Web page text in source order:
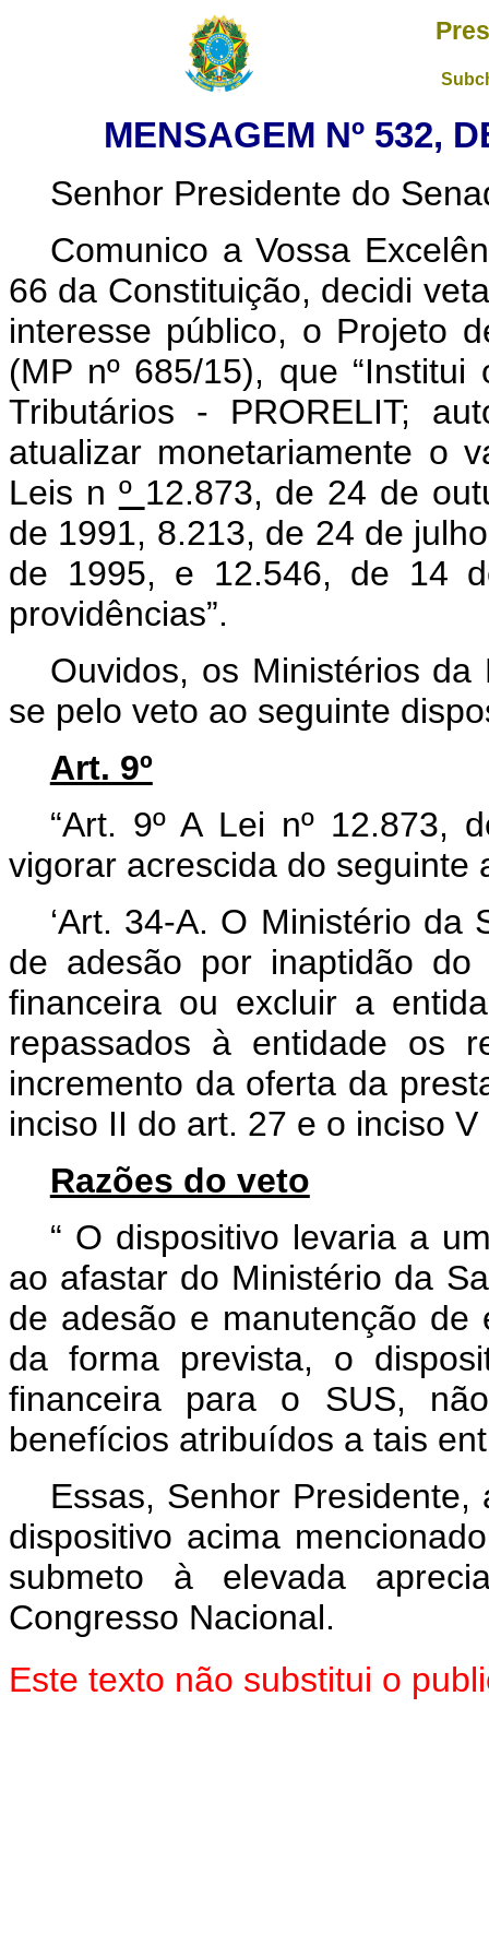
MENSAGEM Nº 532,
Senhor Presidente do
Comunico a Vossa
66 da Constituição, decidi
interesse público, o Projeto
(MP nº 685/15), que
Tributários - PRORELIT;
atualizar monetariamente o
Leis n º 12.873, de 24 de
de 1991, 8.213, de 24 de
de 1995, e 12.546, de 14
providências”.
Ouvidos, os Ministérios
se pelo veto ao seguinte
Art. 9º
“Art. 9º A Lei nº 12.873,
vigorar acrescida do seguinte
‘Art. 34-A. O Ministério
de adesão por inaptidão
financeira ou excluir a
repassados à entidade os
incremento da oferta da
inciso II do art. 27 e o inciso V
Razões do veto
“ O dispositivo levaria a
ao afastar do Ministério da
de adesão e manutenção de
da forma prevista, o
financeira para o SUS,
benefícios atribuídos a tais
Essas, Senhor
dispositivo acima
submeto à elevada
Congresso Nacional.
Este texto não substitui o